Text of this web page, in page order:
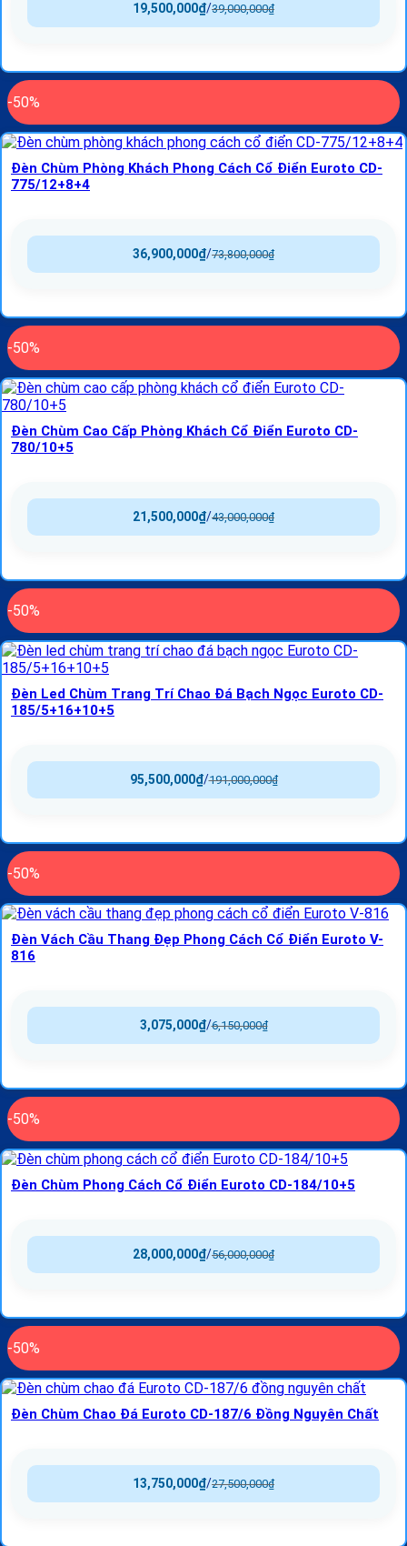
39,000,000₫
/
19,500,000₫
-50%
Đèn Chùm Phòng Khách Phong Cách Cổ Điển Euroto CD-
775/12+8+4
73,800,000₫
/
36,900,000₫
-50%
Đèn Chùm Cao Cấp Phòng Khách Cổ Điển Euroto CD-
780/10+5
43,000,000₫
/
21,500,000₫
-50%
Đèn Led Chùm Trang Trí Chao Đá Bạch Ngọc Euroto CD-
185/5+16+10+5
191,000,000₫
/
95,500,000₫
-50%
Đèn Vách Cầu Thang Đẹp Phong Cách Cổ Điển Euroto V-
816
6,150,000₫
/
3,075,000₫
-50%
Đèn Chùm Phong Cách Cổ Điển Euroto CD-184/10+5
56,000,000₫
/
28,000,000₫
-50%
Đèn Chùm Chao Đá Euroto CD-187/6 Đồng Nguyên Chất
27,500,000₫
/
13,750,000₫